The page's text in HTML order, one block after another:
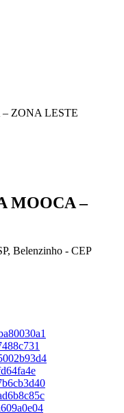
MOOCA –
Belenzinho - CEP